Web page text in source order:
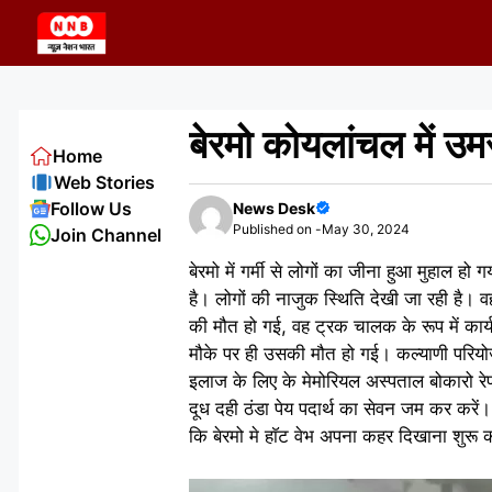
content
बेरमो कोयलांचल में
News Desk
Published on -May 30, 2024
बेरमो में गर्मी से लोगों का जीना हुआ मुहाल
है। लोगों की नाजुक स्थिति देखी जा रही है।
की मौत हो गई, वह ट्रक चालक के रूप में
मौके पर ही उसकी मौत हो गई। कल्याणी
इलाज के लिए के मेमोरियल अस्पताल बोकारो
दूध दही ठंडा पेय पदार्थ का सेवन जम कर
कि बेरमो मे हाॅट वेभ अपना कहर दिखाना शुरू
Home
Web Stories
Follow Us
Join Channel